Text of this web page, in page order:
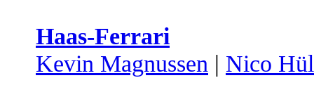
Haas-Ferrari
Kevin Magnussen | Nico